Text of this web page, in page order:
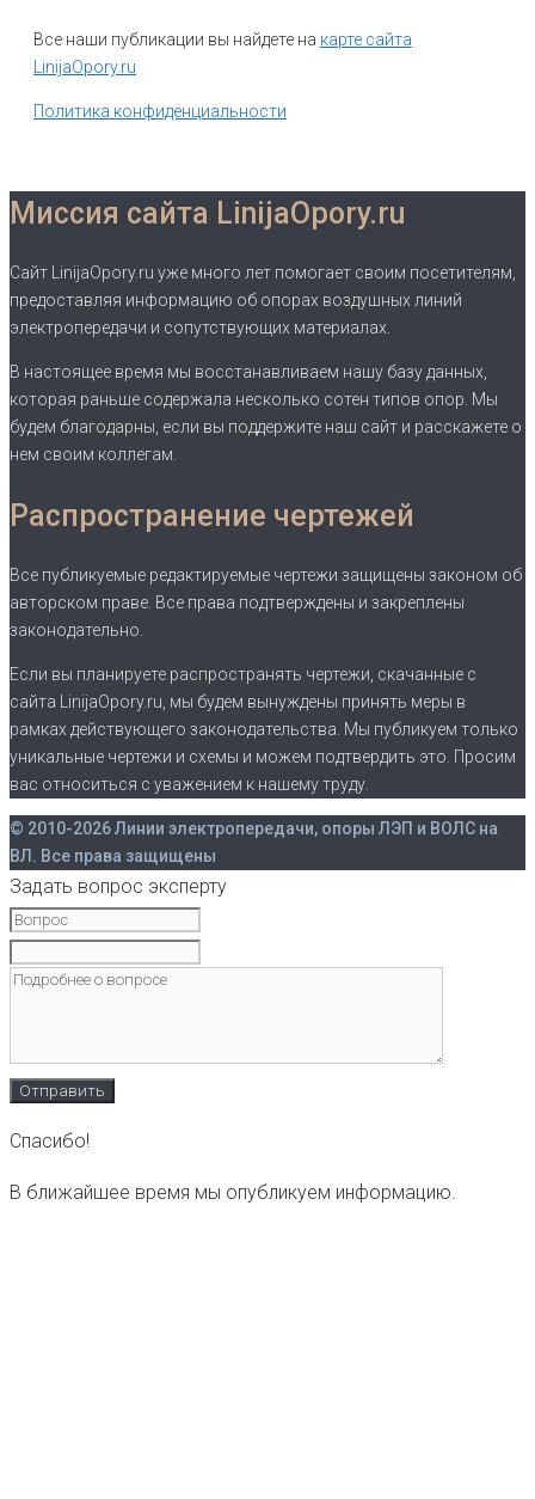
Все наши публикации вы найдете на карте сайта
LinijaOpory.ru
Политика конфиденциальности
Миссия сайта LinijaOpory.ru
Сайт LinijaOpory.ru уже много лет помогает своим посетителям,
предоставляя информацию об опорах воздушных линий
электропередачи и сопутствующих материалах.
В настоящее время мы восстанавливаем нашу базу данных,
которая раньше содержала несколько сотен типов опор. Мы
будем благодарны, если вы поддержите наш сайт и расскажете о
нем своим коллегам.
Распространение чертежей
Все публикуемые редактируемые чертежи защищены законом об
авторском праве. Все права подтверждены и закреплены
законодательно.
Если вы планируете распространять чертежи, скачанные с
сайта LinijaOpory.ru, мы будем вынуждены принять меры в
рамках действующего законодательства. Мы публикуем только
уникальные чертежи и схемы и можем подтвердить это. Просим
вас относиться с уважением к нашему труду.
© 2010-2026 Линии электропередачи, опоры ЛЭП и ВОЛС на
ВЛ. Все права защищены
Задать вопрос эксперту
Спасибо!
В ближайшее время мы опубликуем информацию.